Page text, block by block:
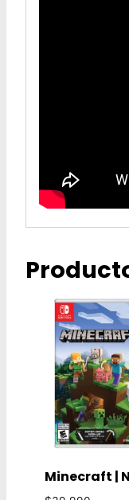
Minecraft |